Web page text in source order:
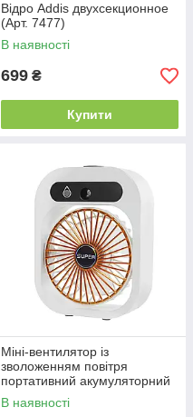
Відро Addis двухсекционное
(Арт. 7477)
В наявності
699 ₴
Купити
Міні-вентилятор із
зволоженням повітря
портативний акумуляторний
В наявності